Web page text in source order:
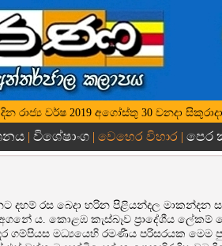
වර්ෂ 2019 අගෝස්තු 30 වනදා සිකුරාදා
| විශේෂාංග| වෙහෙර විහාර | පෙර
රස බෙදා හරින පිළියන්දල මාකන්දන
ය. කොළඹ කැස්බෑව ප්‍රාදේශීය ලේකම්
මධ්‍යයෙහි රමණීය පරිසරයක මෙම